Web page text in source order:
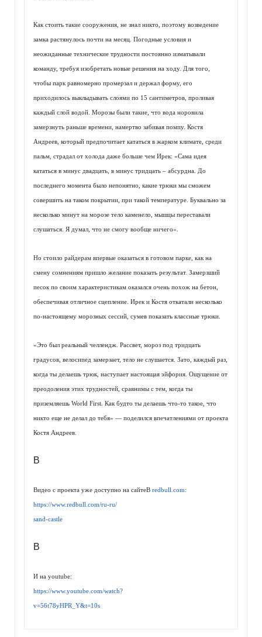
Как стоить такие сооружения, не знал никто, поэтому возведение
замка растянулось почти на месяц. Погодные условия и
неожиданные технические трудности постоянно изматывали
команду, требуя изобретать новые решения на ходу. Для того,
чтобы парк равномерно промерзал и держал форму, его
приходилось выклыдывать слоями по 15 сантиметров, проливая
каждый слой водой. Морозы были такие, что вода норовила
замерзнуть раньше времени, намертво забивая помпу. Костя
Андреев, который предпочитает кататься в жарком климате, среди
пальм, страдал от холода даже больше чем Ирек: «Сама идея
кататься в минус двадцать, в минус тридцать – абсурдна. До
последнего момента было непонятно, какие трюки мы сможем
совершить на таком покрытии, при такой температуре. Буквально за
несколько минут на морозе тело каменело, мышцы переставали
слушаться. Я думал, что не смогу вообще ничего».
Но стоило райдерам впервые оказаться в готовом парке, как на
смену сомнениям пришло желание показать результат. Замерзший
песок по своим характеристикам оказался очень похож на бетон,
обеспечивая отличное сцепление. Ирек и Костя откатали несколько
по-настоящему морозных сессий, сумев показать классные трюки.
«Это был реальный челлендж. Рассвет, мороз под тридцать
градусов, велосипед замерзает, тело не слушается. Зато, каждый раз,
когда ты делаешь трюк, наступает настоящая эйфория. Ощущение от
преодоления этих трудностей, сравнимы с тем, когда ты
приземляешь World First. Как будто ты делаешь что-то такое, что
никто еще не делал до тебя» — поделился впечатлениями от проекта
Костя Андреев.
В
Видео с проекта уже доступно на сайтеВ redbull.com:
https://www.redbull.com/ru-ru/
sand-castle
В
И на youtube:
https://www.youtube.com/watch?
v=56t78yHPR_Y&t=10s